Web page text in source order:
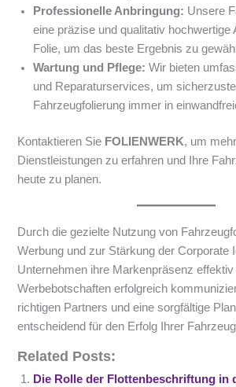
Professionelle Anbringung: Unsere
eine präzise und qualitativ hochwertige
Folie, um das beste Ergebnis zu
Wartung und Pflege: Wir bieten
und Reparaturservices, um
Fahrzeugfolierung immer in
Kontaktieren Sie FOLIENWERK, um
Dienstleistungen zu erfahren und Ihre
heute zu planen.
Durch die gezielte Nutzung von
Werbung und zur Stärkung der Corporate
Unternehmen ihre Markenpräsenz
Werbebotschaften erfolgreich
richtigen Partners und eine sorgfältige
entscheidend für den Erfolg Ihrer
Related Posts:
Die Rolle der Flottenbeschriftung in